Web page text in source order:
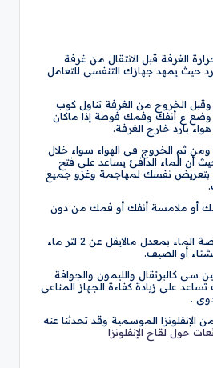
الغرفة قبل الانتقال من غرفة
حيث يمهد جهازك التنفسى للتعامل
وقبل الخروج من الغرفة تناول كوب
وضع ع أنفك وفمك فوطة إذا ماكان
بارد خارج الغرفة.
ثم الخروج فى الهواء سواء خلال
أن الماء الدافئ يساعد على فتح
بتعريض نفسك لمهاجمة وغزو جميع
أو ملامسة أنفك أو فمك من دون
-شرب سوائل كثيرة وخاصة الماء بمعدل مالايقل عن 2 لتر ماء
أو الصيف.
سى كالبرتقال والليمون والجوافة
على زيادة كفاءة الجهاز المناعى
.
الإنفلونزا الموسمية وقد تحدثنا عنه
حول لقاح الإنفلونزا